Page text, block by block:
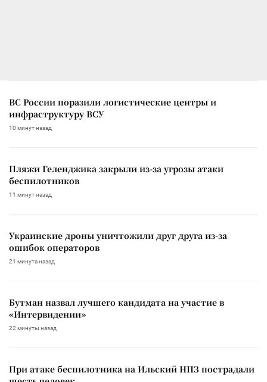
ВС России поразили логистические центры и
инфраструктуру ВСУ
10 минут назад
Пляжи Геленджика закрыли из-за угрозы атаки
беспилотников
11 минут назад
Украинские дроны уничтожили друг друга из-за
ошибок операторов
21 минута назад
Бутман назвал лучшего кандидата на участие в
«Интервидении»
22 минуты назад
При атаке беспилотника на Ильский НПЗ пострадали